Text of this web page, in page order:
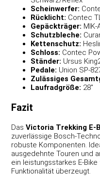
Scheinwerfer:
Rücklicht: Contec
Gepäckträger: MIK-
Schutzbleche:
Kettenschutz:
Schloss: Contec
Ständer: Ursus
Pedale: Union SP-
Zulässiges
Laufradgröße: 28″
Fazit
Das Victoria Trekking E-
zuverlässige Bosch-
robuste Komponenten.
ausgedehnte Touren und
ein leistungsstarkes E-
Funktionalität überzeugt.